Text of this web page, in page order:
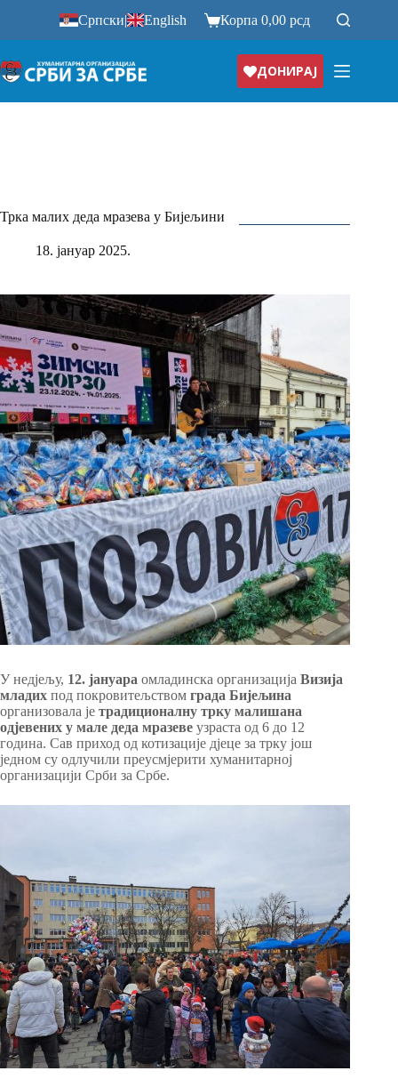
Српски| English Корпа0,00рсд
ДОНИРАЈ
Трка малих деда мразева у Бијељини
18. јануар 2025.
У недјељу, 12. јануара омладинска организација Визија
младих под покровитељством града Бијељина
организовала је традиционалну трку малишана
одјевених у мале деда мразеве узраста од 6 до 12
година. Сав приход од котизације дјеце за трку још
једном су одлучили преусмјерити хуманитарној
организацији Срби за Србе.